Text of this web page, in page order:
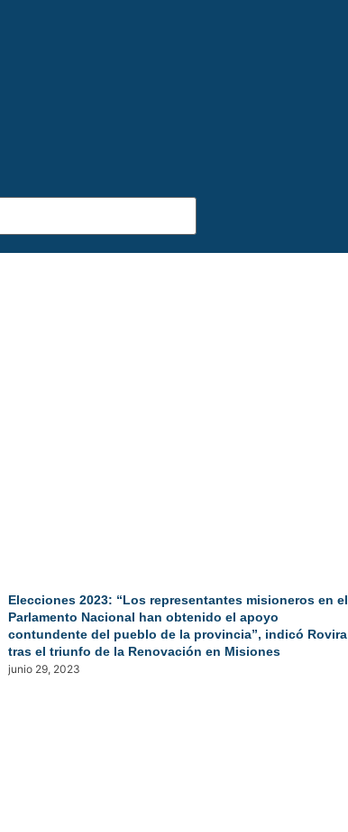
Elecciones 2023: “Los representantes misioneros en el
Parlamento Nacional han obtenido el apoyo
contundente del pueblo de la provincia”, indicó Rovira
tras el triunfo de la Renovación en Misiones
junio 29, 2023